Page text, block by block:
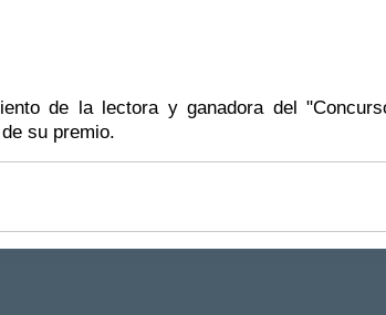
de la lectora y ganadora del
su premio.